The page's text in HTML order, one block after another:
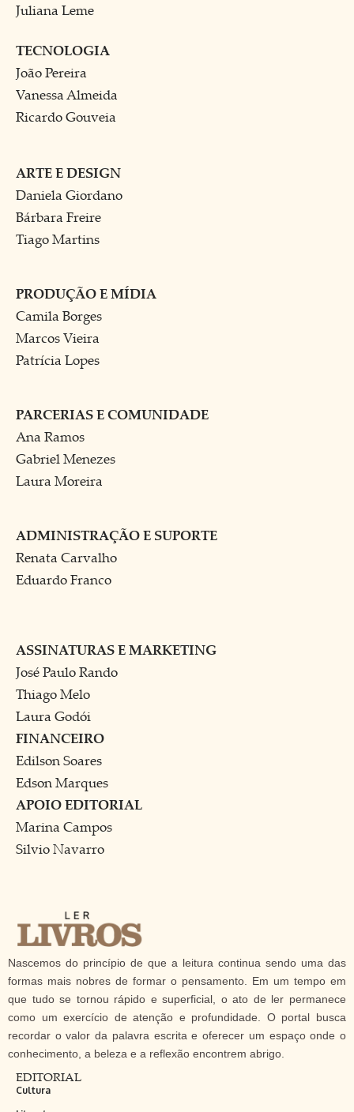
Juliana Leme
TECNOLOGIA
João Pereira
Vanessa Almeida
Ricardo Gouveia
ARTE E DESIGN
Daniela Giordano
Bárbara Freire
Tiago Martins
PRODUÇÃO E MÍDIA
Camila Borges
Marcos Vieira
Patrícia Lopes
PARCERIAS E COMUNIDADE
Ana Ramos
Gabriel Menezes
Laura Moreira
ADMINISTRAÇÃO E SUPORTE
Renata Carvalho
Eduardo Franco
ASSINATURAS E MARKETING
José Paulo Rando
Thiago Melo
Laura Godói
FINANCEIRO
Edilson Soares
Edson Marques
APOIO EDITORIAL
Marina Campos
Silvio Navarro
Nascemos do princípio de que a leitura continua sendo uma das
formas mais nobres de formar o pensamento. Em um tempo em
que tudo se tornou rápido e superficial, o ato de ler permanece
como um exercício de atenção e profundidade. O portal busca
recordar o valor da palavra escrita e oferecer um espaço onde o
conhecimento, a beleza e a reflexão encontrem abrigo.
EDITORIAL
Cultura